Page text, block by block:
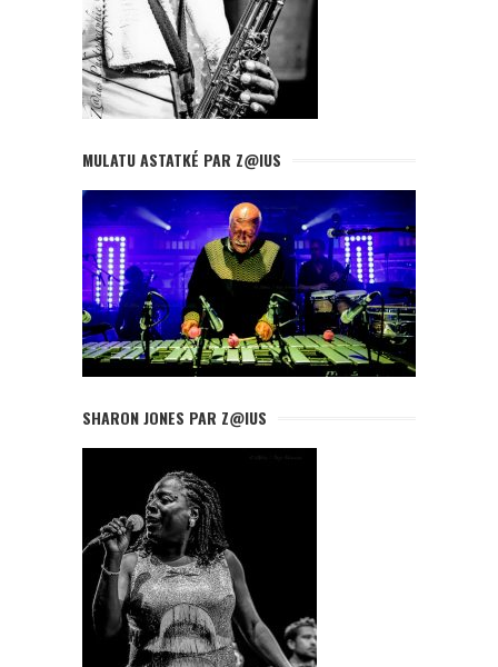
MULATU ASTATKÉ PAR Z@IUS
SHARON JONES PAR Z@IUS